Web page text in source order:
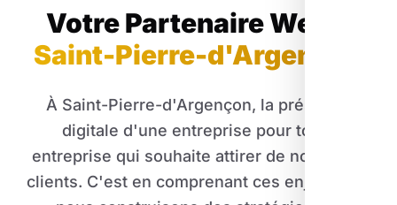
Votre Partenaire Web
Saint-Pierre-d'Argençon
À Saint-Pierre-d'Argençon, la présence
digitale d'une entreprise pour toute
entreprise qui souhaite attirer de nouveaux
clients. C'est en comprenant ces enjeux que